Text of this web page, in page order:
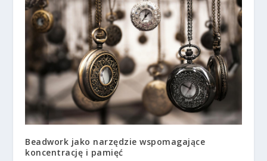
Beadwork jako narzędzie wspomagające
koncentrację i pamięć